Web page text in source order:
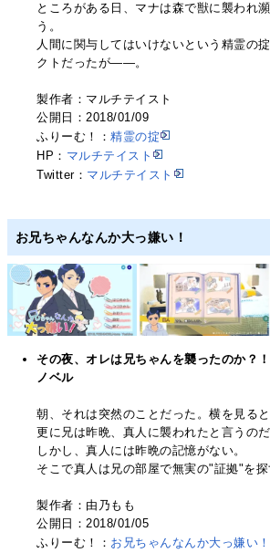
ところがある日、マナは森で獣に襲われ
う。
人間に関与してはいけないという精霊の
クトだったが――。
製作者：マルチテイスト
公開日：2018/01/09
ふりーむ！：精霊の掟
HP： マルチテイスト
Twitter： マルチテイスト
お兄ちゃんなんか大っ嫌い！
その夜、オレは兄ちゃんを襲ったのか？
ノベル
朝、それは突然のことだった。横を見ると
更に兄は昨晩、真人に襲われたと言うのだ
しかし、真人には昨晩の記憶がない。
そこで真人は兄の部屋で無実の"証拠"を探
製作者：由乃もも
公開日：2018/01/05
ふりーむ！： お兄ちゃんなんか大っ嫌い！